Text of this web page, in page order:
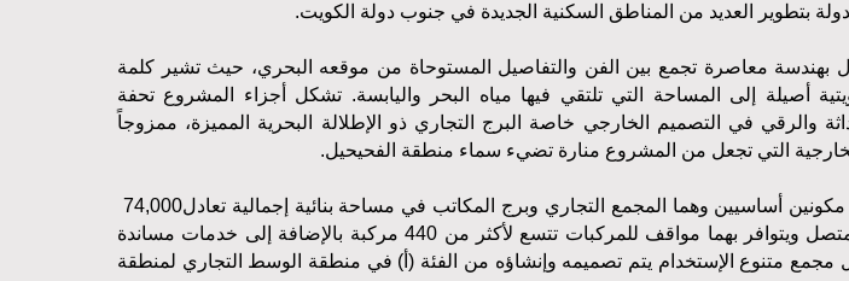
بتطوير العديد من المناطق السكنية الجديدة في جنوب دولة الكويت.
بهندسة معاصرة تجمع بين الفن والتفاصيل المستوحاة من موقعه البحري، حيث تشير كلمة
أصيلة إلى المساحة التي تلتقي فيها مياه البحر واليابسة. تشكل أجزاء المشروع تحفة
والرقي في التصميم الخارجي خاصة البرج التجاري ذو الإطلالة البحرية المميزة، ممزوجاً
التي تجعل من المشروع منارة تضيء سماء منطقة الفحيحيل.
أساسيين وهما المجمع التجاري وبرج المكاتب في مساحة بنائية إجمالية تعادل74,000
ويتوافر بهما مواقف للمركبات تتسع لأكثر من 440 مركبة بالإضافة إلى خدمات مساندة
مجمع متنوع الإستخدام يتم تصميمه وإنشاؤه من الفئة )أ ( في منطقة الوسط التجاري لمنطقة